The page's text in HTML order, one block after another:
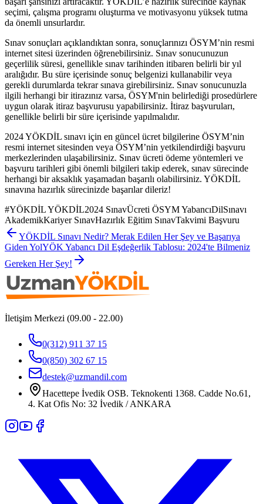
seçimi, çalışma programı oluşturma ve motivasyonu yüksek tutma
da önemli unsurlardır.
Sınav sonuçları açıklandıktan sonra, sonuçlarınızı ÖSYM’nin resmi
internet sitesi üzerinden öğrenebilirsiniz. Sınav sonucunuzun
geçerlilik süresi, genellikle sınav tarihinden itibaren belirli bir yıl
aralığıdır. Bu süre içerisinde sonuç belgenizi kullanabilir veya
gerekli durumlarda tekrar sınava girebilirsiniz. Sınav sonucunuzla
ilgili herhangi bir itirazınız varsa, ÖSYM'nin belirlediği prosedürlere
uygun olarak itiraz başvurusu yapabilirsiniz. İtiraz başvuruları,
genellikle belirli bir süre içerisinde yapılmalıdır.
2024 YÖKDİL sınavı için en güncel ücret bilgilerine ÖSYM’nin
resmi internet sitesinden veya ÖSYM’nin yetkilendirdiği başvuru
merkezlerinden ulaşabilirsiniz. Sınav ücreti ödeme yöntemleri ve
başvuru tarihleri gibi önemli bilgileri takip ederek, sınav sürecinde
herhangi bir aksaklık yaşamadan başarılı olabilirsiniz. YÖKDİL
sınavına hazırlık sürecinizde başarılar dileriz!
#YÖKDİL YÖKDİL2024 SınavÜcreti ÖSYM YabancıDilSınavı
AkademikKariyer SınavHazırlık Eğitim SınavTakvimi Başvuru
YÖKDİL Sınavı Nedir? Merak Edilen Her Şey ve Başarıya
Giden YolYÖK Yabancı Dil Eşdeğerlik Tablosu: 2024'te Bilmeniz
Gereken Her Şey!
İletişim Merkezi (09.00 - 22.00)
0(312) 911 37 15
0(850) 302 67 15
destek@uzmandil.com
Hacettepe İvedik OSB. Teknokenti 1368. Cadde No.61,
4. Kat Ofis No: 32 İvedik / ANKARA